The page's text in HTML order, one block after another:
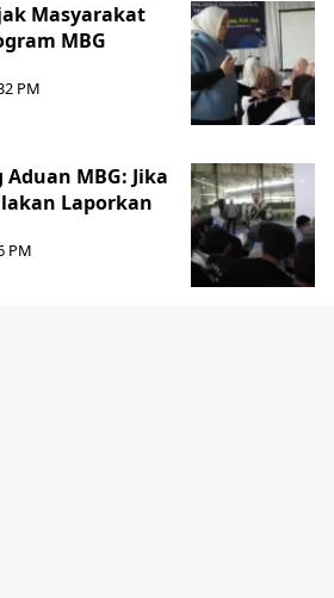
Masyarakat
MBG
PM
MBG: Jika
Laporkan
PM